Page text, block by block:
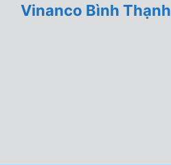
Vinanco Bình Thạnh